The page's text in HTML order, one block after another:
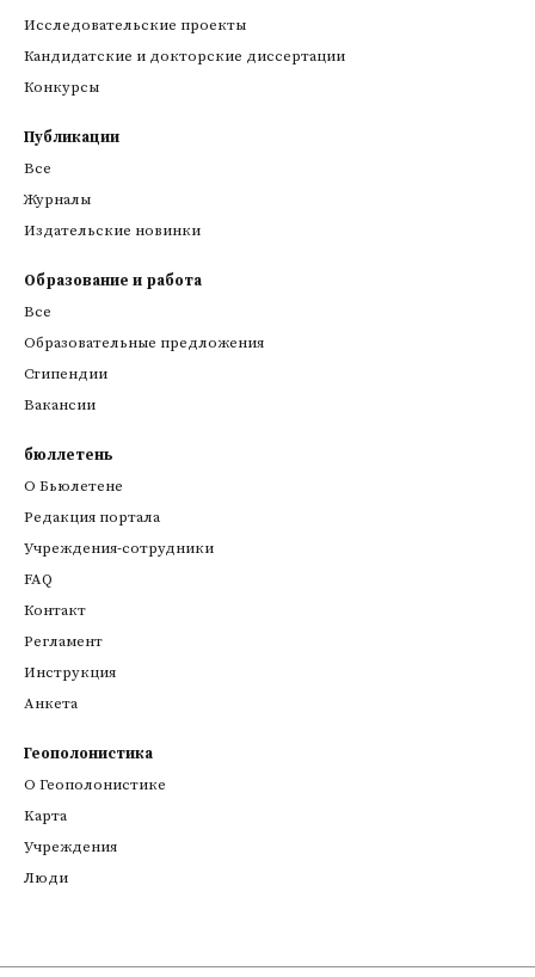
Исследовательские проекты
Кандидатские и докторские диссертации
Конкурсы
Публикации
Все
Журналы
Издательские новинки
Образование и работа
Все
Образовательные предложения
Стипендии
Вакансии
бюллетень
О Бьюлетене
Редакция портала
Учреждения-сотрудники
FAQ
Контакт
Регламент
Инструкция
Анкета
Геополонистика
О Геополонистике
Kарта
Учреждения
Люди